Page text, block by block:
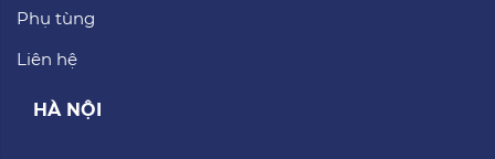
Phụ tùng
Liên hệ
HÀ NỘI